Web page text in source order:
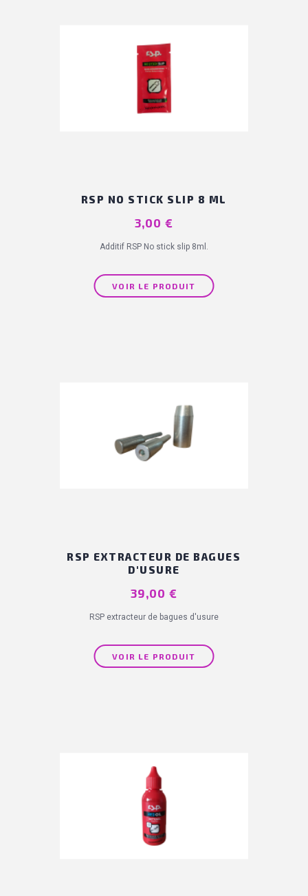
RSP NO STICK SLIP 8 ML
Prix
3,00 €
Additif RSP No stick slip 8ml.
VOIR LE PRODUIT
RSP EXTRACTEUR DE BAGUES
D'USURE
Prix
39,00 €
RSP extracteur de bagues d'usure
VOIR LE PRODUIT